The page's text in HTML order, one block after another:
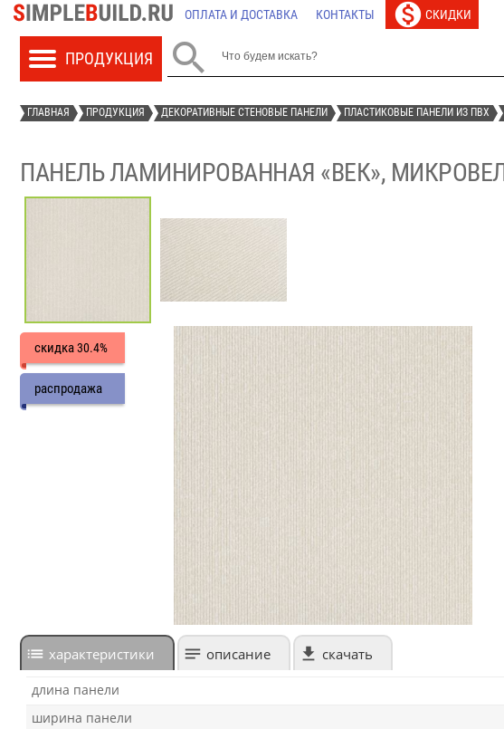
ОПЛАТА И ДОСТАВКА КОНТАКТЫ СКИДКИ

ГЛАВНАЯ ПРОДУКЦИЯ ДЕКОРАТИВНЫЕ СТЕНОВЫЕ ПАНЕЛИ ПЛАСТИКОВЫЕ ПАНЕЛИ ИЗ ПВХ
ПАНЕЛЬ ЛАМИНИРОВАННАЯ «ВЕК»,
скидка30.4%
распродажа
характеристики описание скачать
длина панели
ширина панели